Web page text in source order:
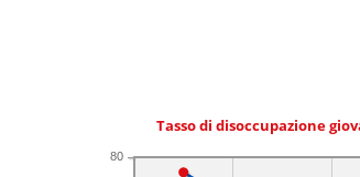
Tasso di disoccupazione
80